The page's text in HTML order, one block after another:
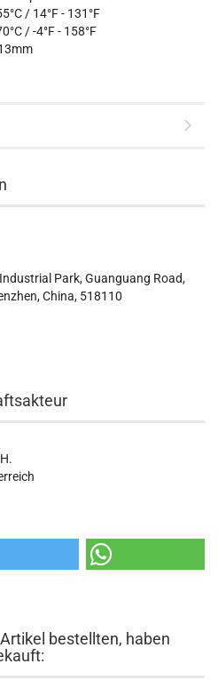
/ 14°F - 131°F
/ -4°F - 158°F
Park, Guanguang Road,
China, 518110
bestellten, haben